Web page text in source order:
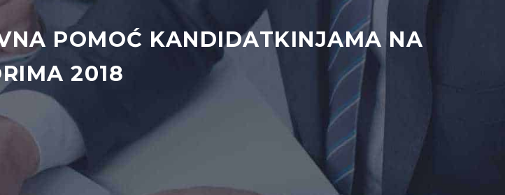
POMOĆ KANDIDATKINJAMA NA
2018